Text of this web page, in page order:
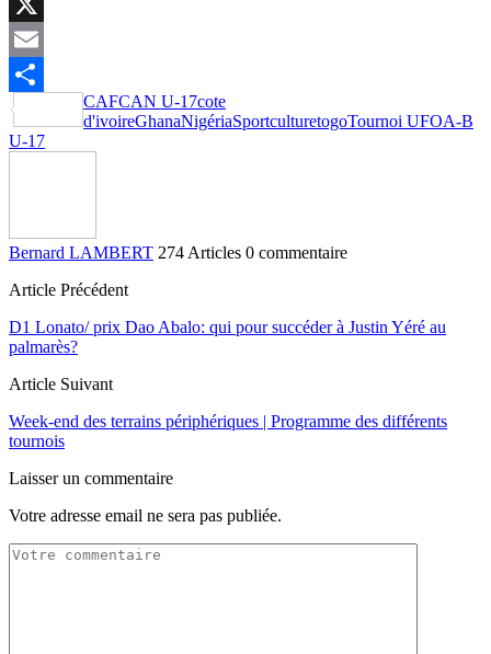
X
Email
Partager
CAFCAN U-17cote
d'ivoireGhanaNigériaSportculturetogoTournoi UFOA-B
U-17
Bernard LAMBERT 274 Articles 0 commentaire
Article Précédent
D1 Lonato/ prix Dao Abalo: qui pour succéder à Justin Yéré au
palmarès?
Article Suivant
Week-end des terrains périphériques | Programme des différents
tournois
Laisser un commentaire
Votre adresse email ne sera pas publiée.